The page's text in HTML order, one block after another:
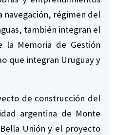
navegación, régimen del
también integran el
la Memoria de Gestión
que integran Uruguay y
de construcción del
argentina de Monte
Unión y el proyecto